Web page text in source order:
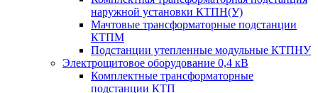
наружной установки КТПН(У)
Мачтовые трансформаторные подстанции
КТПМ
Подстанции утепленные модульные КТПНУ
Электрощитовое оборудование 0,4 кВ
Комплектные трансформаторные
подстанции КТП